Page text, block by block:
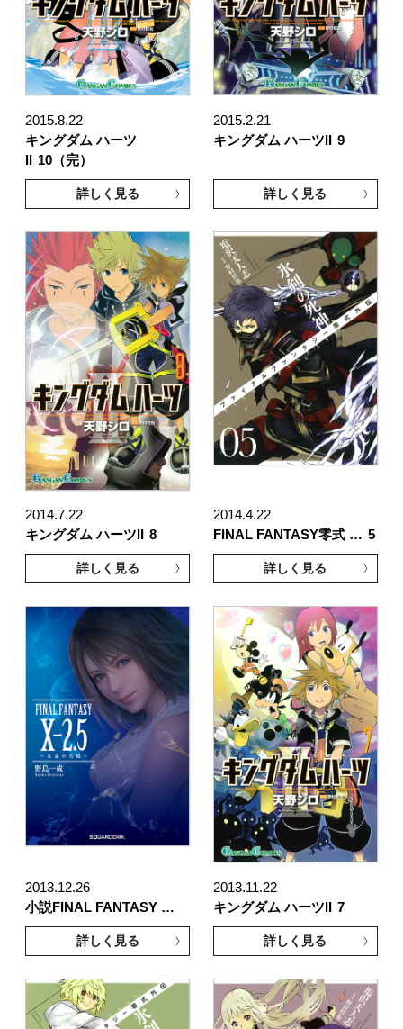
2015.8.22
キングダム ハーツ
10（完）
詳しく見る
2015.2.21
キングダム ハーツII
9
詳しく見る
2014.7.22
キングダム ハーツII
8
詳しく見る
2014.4.22
FINAL FANTASY零式 … 5
詳しく見る
2013.12.26
小説FINAL FANTASY …
詳しく見る
2013.11.22
キングダム ハーツII
7
詳しく見る